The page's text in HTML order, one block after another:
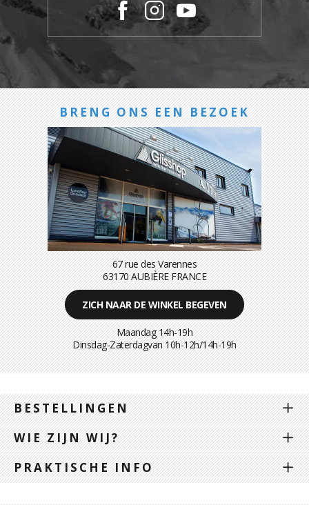
BRENG ONS EEN BEZOEK
67 rue des Varennes
63170 AUBIÈRE FRANCE
ZICH NAAR DE WINKEL BEGEVEN
Maandag 14h-19h
Dinsdag-Zaterdagvan 10h-12h/14h-19h
BESTELLINGEN
WIE ZIJN WIJ?
PRAKTISCHE INFO